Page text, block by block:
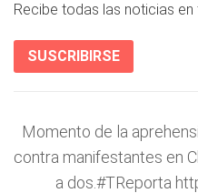
Recibe todas las noticias en
SUSCRIBIRSE
Momento de la
contra manifestantes en
a dos.#TReporta